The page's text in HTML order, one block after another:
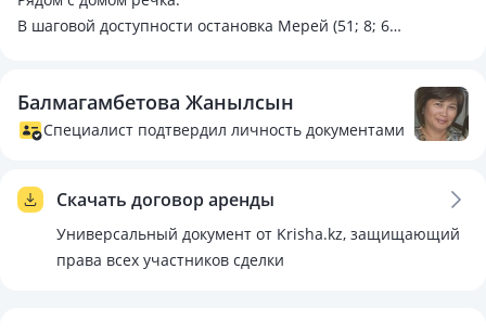
В шаговой доступности остановка Мерей (51; 8; 6
Мерей.
120.000 + госуслуги (свет, вода, газ).
Балмагамбетова Жанылсын
Специалист подтвердил личность документами
Скачать договор аренды
Универсальный документ от Krisha.kz, защищающий
права всех участников сделки